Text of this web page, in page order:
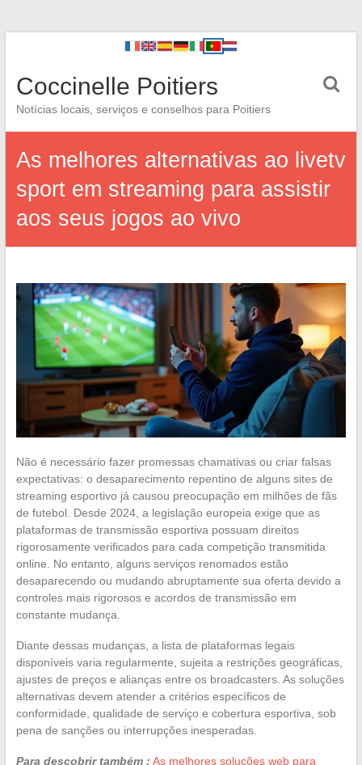
Coccinelle Poitiers
Notícias locais, serviços e conselhos para Poitiers
As melhores alternativas ao livetv
sport em streaming para assistir
aos seus jogos ao vivo
Não é necessário fazer promessas chamativas ou criar falsas
expectativas: o desaparecimento repentino de alguns sites de
streaming esportivo já causou preocupação em milhões de fãs
de futebol. Desde 2024, a legislação europeia exige que as
plataformas de transmissão esportiva possuam direitos
rigorosamente verificados para cada competição transmitida
online. No entanto, alguns serviços renomados estão
desaparecendo ou mudando abruptamente sua oferta devido a
controles mais rigorosos e acordos de transmissão em
constante mudança.
Diante dessas mudanças, a lista de plataformas legais
disponíveis varia regularmente, sujeita a restrições geográficas,
ajustes de preços e alianças entre os broadcasters. As soluções
alternativas devem atender a critérios específicos de
conformidade, qualidade de serviço e cobertura esportiva, sob
pena de sanções ou interrupções inesperadas.
Para descobrir também : As melhores soluções web para